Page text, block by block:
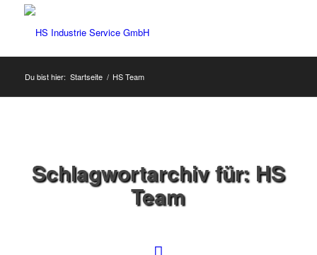
Du bist hier: Startseite / HS Team
Schlagwortarchiv für: HS
Team